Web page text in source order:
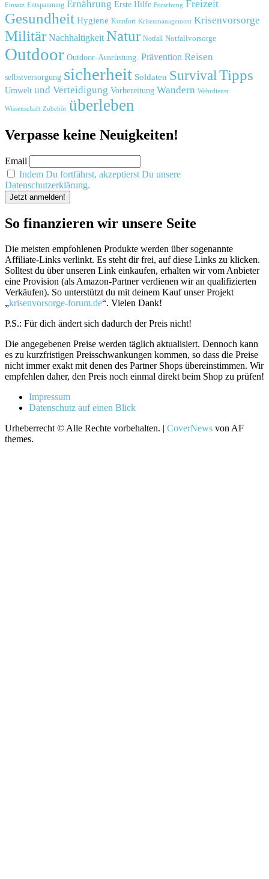
Einsatz Entspannung Ernährung Erste Hilfe Forschung Freizeit
Gesundheit Hygiene Komfort Krisenmanagement Krisenvorsorge
Militär Nachhaltigkeit Natur Notfall Notfallvorsorge
Outdoor Outdoor-Ausrüstung. Prävention Reisen
selbstversorgung sicherheit Soldaten SurvivalTipps
Umwelt und Verteidigung Vorbereitung Wandern Wehrdienst
Wissenschaft Zubehör überleben
Verpasse keine Neuigkeiten!
Email
Indem Du fortfährst, akzeptierst Du unsere
Datenschutzerklärung.
So finanzieren wir unsere Seite
Die meisten empfohlenen Produkte werden über sogenannte
Affiliate-Links verlinkt. Es steht dir frei, auf diese Links zu klicken.
Solltest du über unseren Link einkaufen, erhalten wir vom Anbieter
eine Provision (als Amazon-Partner verdienen wir an qualifizierten
Verkäufen). So unterstützt du mit deinem Kauf unser Projekt
„krisenvorsorge-forum.de“. Vielen Dank!
P.S.: Für dich ändert sich dadurch der Preis nicht!
Die angegebenen Preise werden täglich aktualisiert. Dennoch kann
es zu kurzfristigen Preisschwankungen kommen, so dass die Preise
nicht immer exakt mit denen des Partner Shops übereinstimmen. Wir
empfehlen daher, den Preis noch einmal direkt beim Shop zu prüfen!
Impressum
Datenschutz auf einen Blick
Urheberrecht © Alle Rechte vorbehalten. | CoverNews von AF
themes.